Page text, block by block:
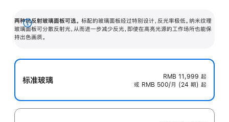
两种抗反射玻璃面板可选。 标配的玻璃面板经过特别设计，反光率极低。纳米纹理
玻璃面板可分散反射光，从而进一步减少反光，即使在高亮光源的工作场所也能保
持出色画质。
展
开
标准玻璃 RMB 11,999 起
或 RMB 500/月 (24 期) 起